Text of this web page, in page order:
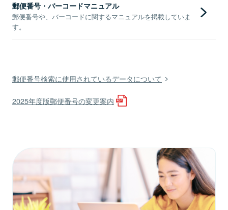
郵便番号・バーコードマニュアル
郵便番号や、バーコードに関するマニュアルを掲載していま
す。
郵便番号検索に使用されているデータについて
2025年度版郵便番号の変更案内